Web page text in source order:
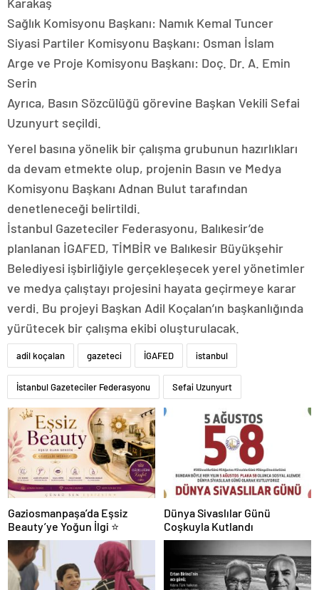
Sağlık Komisyonu Başkanı: Namık Kemal Tuncer
Siyasi Partiler Komisyonu Başkanı: Osman İslam
Arge ve Proje Komisyonu Başkanı: Doç. Dr. A. Emin
Serin
Ayrıca, Basın Sözcülüğü görevine Başkan Vekili Sefai
Uzunyurt seçildi.
Yerel basına yönelik bir çalışma grubunun hazırlıkları
da devam etmekte olup, projenin Basın ve Medya
Komisyonu Başkanı Adnan Bulut tarafından
denetleneceği belirtildi.
İstanbul Gazeteciler Federasyonu, Balıkesir’de
planlanan İGAFED, TİMBİR ve Balıkesir Büyükşehir
Belediyesi işbirliğiyle gerçekleşecek yerel yönetimler
ve medya çalıştayı projesini hayata geçirmeye karar
verdi. Bu projeyi Başkan Adil Koçalan’ın başkanlığında
yürütecek bir çalışma ekibi oluşturulacak.
adil koçalan gazeteci İGAFED istanbul
İstanbul Gazeteciler Federasyonu Sefai Uzunyurt
Gaziosmanpaşa’da Eşsiz
Beauty’ye Yoğun İlgi ⭐
Dünya Sivaslılar Günü
Coşkuyla Kutlandı